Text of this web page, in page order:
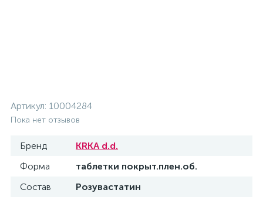
Артикул: 10004284
Пока нет отзывов
Бренд
KRKA d.d.
Форма
таблетки покрыт.плен.об.
Состав
Розувастатин